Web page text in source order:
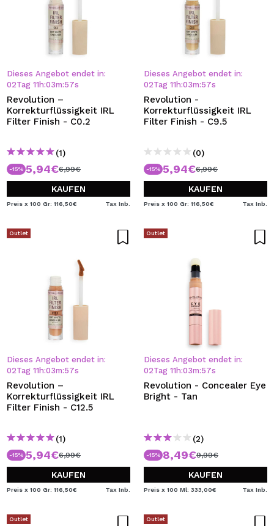
Dieses Angebot endet in:
02Tag 11 h:03m:57s
Revolution –
Korrekturflüssigkeit IRL
Filter Finish - C0.2
(1)
-15% 5,94€6,99€
KAUFEN
Preis x 100 Gr: 116,50€ Tax Inb.
Dieses Angebot endet in:
02Tag 11 h:03m:57s
Revolution -
Korrekturflüssigkeit IRL
Filter Finish - C9.5
(0)
-15% 5,94€6,99€
KAUFEN
Preis x 100 Gr: 116,50€ Tax Inb.
Outlet
Dieses Angebot endet in:
02Tag 11 h:03m:57s
Revolution –
Korrekturflüssigkeit IRL
Filter Finish - C12.5
(1)
-15% 5,94€6,99€
KAUFEN
Preis x 100 Gr: 116,50€ Tax Inb.
Outlet
Dieses Angebot endet in:
02Tag 11 h:03m:57s
Revolution - Concealer Eye
Bright - Tan
(2)
-15% 8,49€9,99€
KAUFEN
Preis x 100 Ml: 333,00€ Tax Inb.
Outlet Outlet